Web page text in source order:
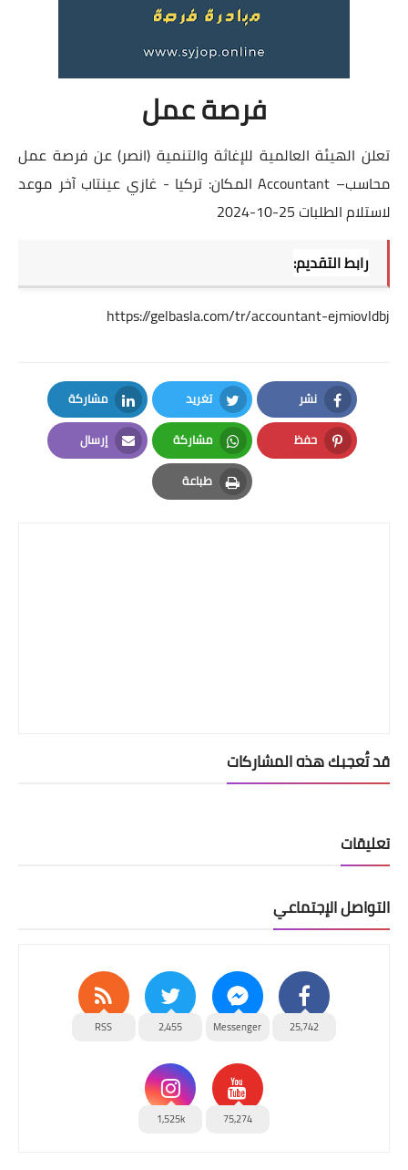
فرصة عمل
تعلن الهيئة العالمية للإغاثة والتنمية (انصر) عن فرصة عمل
محاسب– Accountant المكان: تركيا - غازي عينتاب آخر موعد
لاستلام الطلبات 25-10-2024
رابط التقديم:
https://gelbasla.com/tr/accountant-ejmiovldbj
نشر
Facebook
تغريد
Twitter
مشاركة
LinkedIn
حفظ
Pinterest
مشاركة
Whatsapp
إرسال
Email
طباعة
Print
قد تُعجبك هذه المشاركات
تعليقات
التواصل الإجتماعي
25,742
Messenger
2,455
RSS
75,274
1,525k